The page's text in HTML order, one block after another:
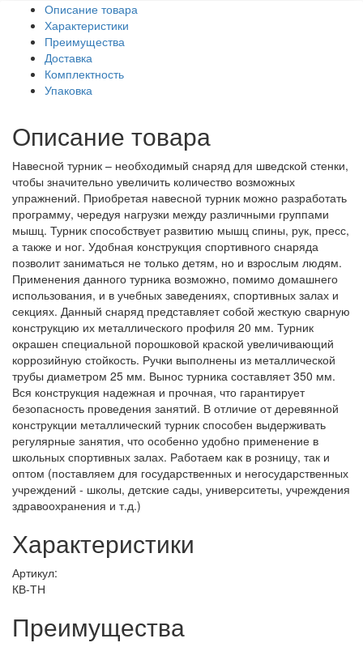
Описание товара
Характеристики
Преимущества
Доставка
Комплектность
Упаковка
Описание товара
Навесной турник – необходимый снаряд для шведской стенки,
чтобы значительно увеличить количество возможных
упражнений. Приобретая навесной турник можно разработать
программу, чередуя нагрузки между различными группами
мышц. Турник способствует развитию мышц спины, рук, пресс,
а также и ног. Удобная конструкция спортивного снаряда
позволит заниматься не только детям, но и взрослым людям.
Применения данного турника возможно, помимо домашнего
использования, и в учебных заведениях, спортивных залах и
секциях. Данный снаряд представляет собой жесткую сварную
конструкцию их металлического профиля 20 мм. Турник
окрашен специальной порошковой краской увеличивающий
коррозийную стойкость. Ручки выполнены из металлической
трубы диаметром 25 мм. Вынос турника составляет 350 мм.
Вся конструкция надежная и прочная, что гарантирует
безопасность проведения занятий. В отличие от деревянной
конструкции металлический турник способен выдерживать
регулярные занятия, что особенно удобно применение в
школьных спортивных залах. Работаем как в розницу, так и
оптом (поставляем для государственных и негосударственных
учреждений - школы, детские сады, университеты, учреждения
здравоохранения и т.д.)
Характеристики
Артикул:
КВ-ТН
Преимущества